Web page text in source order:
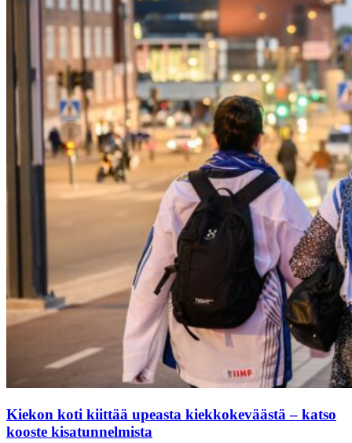
Kiekon koti kiittää upeasta kiekkokeväästä – katso
kooste kisatunnelmista